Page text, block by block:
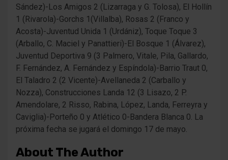
Sández)-Los Amigos 2 (Lizarraga y G. Tolosa), El Hollín
1 (Rivarola)-Gorchs 1(Villalba), Rosas 2 (Franco y
Acosta)-Juventud Unida 1 (Urdániz), Toque Toque 3
(Arballo, C. Maciel y Panattieri)-El Bosque 1 (Álvarez),
Juventud Deportiva 9 (3 Palmero, Vitale, Pila, Gallardo,
F. Fernández, A. Fernández y Espíndola)-Barrio Traut 0,
El Taladro 2 (2 Vicente)-Avellaneda 2 (Carballo y
Nozza), Construcciones Landa 12 (3 Lisazo, 2 P.
Amendolare, 2 Risso, Rabina, López, Landa, Ferreyra y
Caviglia)-Porteño 0 y Atlético 0-Bandera Blanca 0. La
próxima fecha se jugará el domingo 17 de mayo.
About The Author